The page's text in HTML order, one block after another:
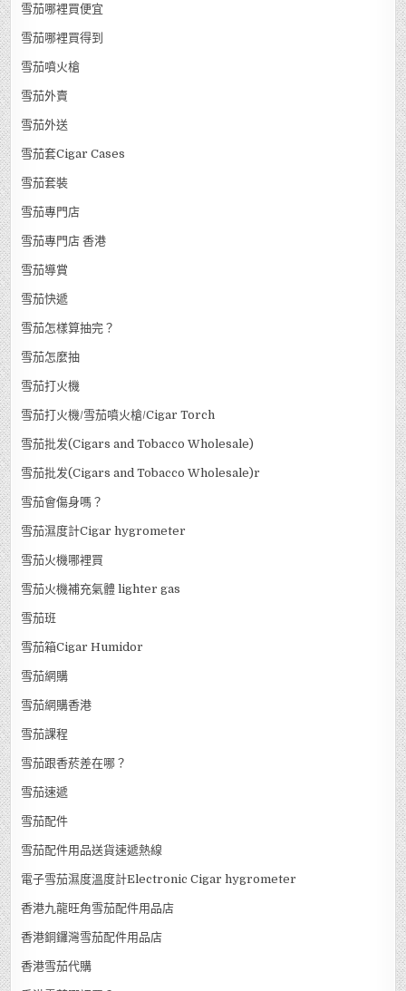
雪茄哪裡買便宜
雪茄哪裡買得到
雪茄噴火槍
雪茄外賣
雪茄外送
雪茄套Cigar Cases
雪茄套裝
雪茄專門店
雪茄專門店 香港
雪茄導賞
雪茄快遞
雪茄怎樣算抽完？
雪茄怎麼抽
雪茄打火機
雪茄打火機/雪茄噴火槍/Cigar Torch
雪茄批发(Cigars and Tobacco Wholesale)
雪茄批发(Cigars and Tobacco Wholesale)r
雪茄會傷身嗎？
雪茄濕度計Cigar hygrometer
雪茄火機哪裡買
雪茄火機補充氣體 lighter gas
雪茄班
雪茄箱Cigar Humidor
雪茄網購
雪茄網購香港
雪茄課程
雪茄跟香菸差在哪？
雪茄速遞
雪茄配件
雪茄配件用品送貨速遞熱線
電子雪茄濕度溫度計Electronic Cigar hygrometer
香港九龍旺角雪茄配件用品店
香港銅鑼灣雪茄配件用品店
香港雪茄代購